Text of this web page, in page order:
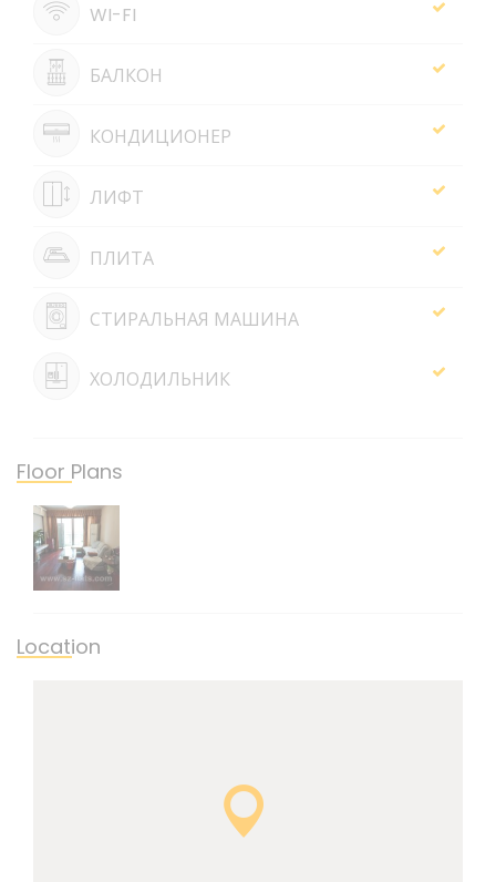
WI-FI
БАЛКОН
КОНДИЦИОНЕР
ЛИФТ
ПЛИТА
СТИРАЛЬНАЯ МАШИНА
ХОЛОДИЛЬНИК
Floor Plans
Location